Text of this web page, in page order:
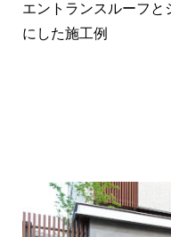
エントランスルーフと
にした施工例